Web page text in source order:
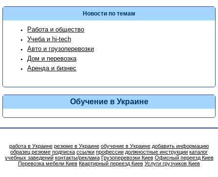
Новости по темам
Работа и общество
Учеба и hi-tech
Авто и грузоперевозки
Дом и перевозка
Аренда и бизнес
Обучение в Украине
работа в Украине резюме в Украине обучение в Украине добавить информацию
образец резюме подписка ссылки профессии должностные инструкции каталог
учебных заведений контакты/реклама Грузоперевозки Киев Офисный переезд Киев
Перевозка мебели Киев Квартирный переезд Киев Услуги грузчиков Киев